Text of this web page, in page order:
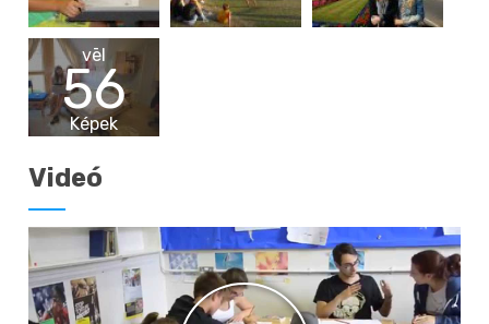
vēl
56
Képek
Videó